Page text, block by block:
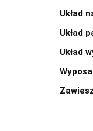
Układ
Układ
Układ